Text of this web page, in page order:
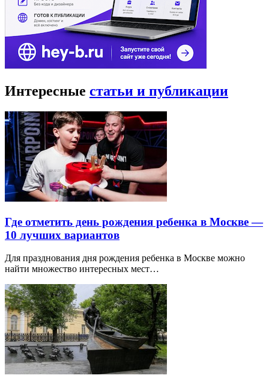
Интересные статьи и публикации
Где отметить день рождения ребенка в Москве —
10 лучших вариантов
Для празднования дня рождения ребенка в Москве можно
найти множество интересных мест…